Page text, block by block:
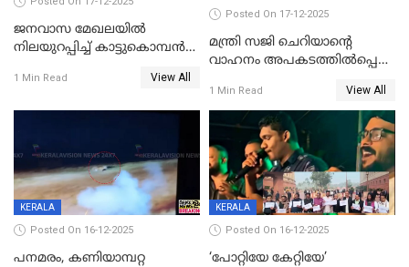
ജനവാസ മേഖലയില്‍
നിലയുറപ്പിച്ച് കാട്ടുകൊമ്പന്‍
1 Min Read View All
Posted On 17-12-2025
മന്ത്രി സജി ചെറിയാന്റെ
വാഹനം അപകടത്തിൽപ്പെട്ടു;
രക്ഷപ്പെട്ടത് തലനാരിടയ്ക്ക്
1 Min Read View All
KERALA
Posted On 16-12-2025
പനമരം, കണിയാമ്പറ്റ
KERALA
Posted On 16-12-2025
‘പോറ്റിയേ കേറ്റിയേ’